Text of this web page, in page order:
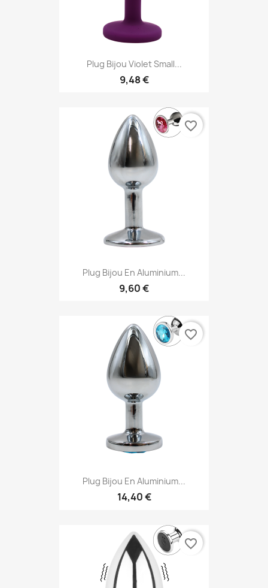
Plug Bijou Violet Small...
9,48 €
Plug Bijou En Aluminium...
9,60 €
favorite_border
Plug Bijou En Aluminium...
14,40 €
favorite_border
favorite_border